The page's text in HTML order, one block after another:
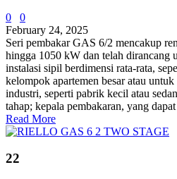
0
0
February 24, 2025
Seri pembakar GAS 6/2 mencakup
hingga 1050 kW dan telah dirancang
instalasi sipil berdimensi rata-rata,
kelompok apartemen besar atau
industri, seperti pabrik kecil atau
tahap; kepala pembakaran, yang
Read More
22